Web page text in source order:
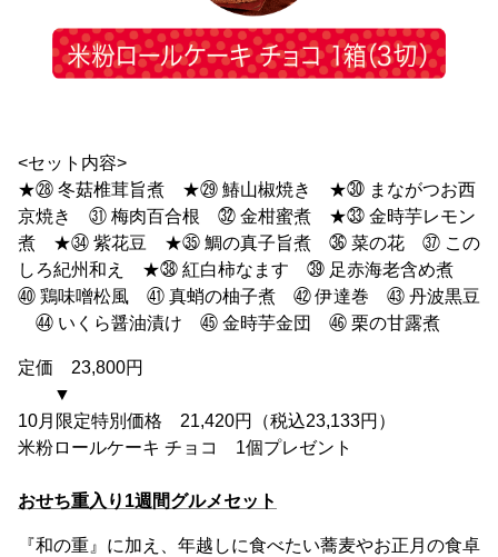
<セット内容>
★㉘ 冬菇椎茸旨煮 ★㉙ 鰆山椒焼き ★㉚ まながつお西
京焼き ㉛ 梅肉百合根 ㉜ 金柑蜜煮 ★㉝ 金時芋レモン
煮 ★㉞ 紫花豆 ★㉟ 鯛の真子旨煮 ㊱ 菜の花 ㊲ この
しろ紀州和え ★㊳ 紅白柿なます ㊴ 足赤海老含め煮
㊵ 鶏味噌松風 ㊶ 真蛸の柚子煮 ㊷ 伊達巻 ㊸ 丹波黒豆
㊹ いくら醤油漬け ㊺ 金時芋金団 ㊻ 栗の甘露煮
定価 23,800円
▼
10月限定特別価格 21,420円（税込23,133円）
米粉ロールケーキ チョコ 1個プレゼント
おせち重入り1週間グルメセット
『和の重』に加え、年越しに食べたい蕎麦やお正月の食卓